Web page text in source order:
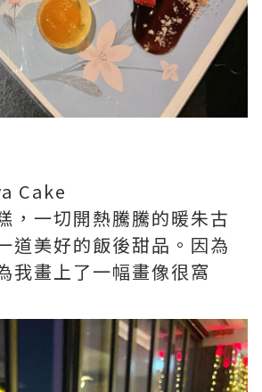
Cake
，一切開熱騰騰的暖朱古
道美好的飯後甜品。因為
我畫上了一幅畫像很窩